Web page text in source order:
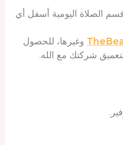
الصلاة اليومية أسفل أي
وغيرها، للحصول
شركتك مع الله.